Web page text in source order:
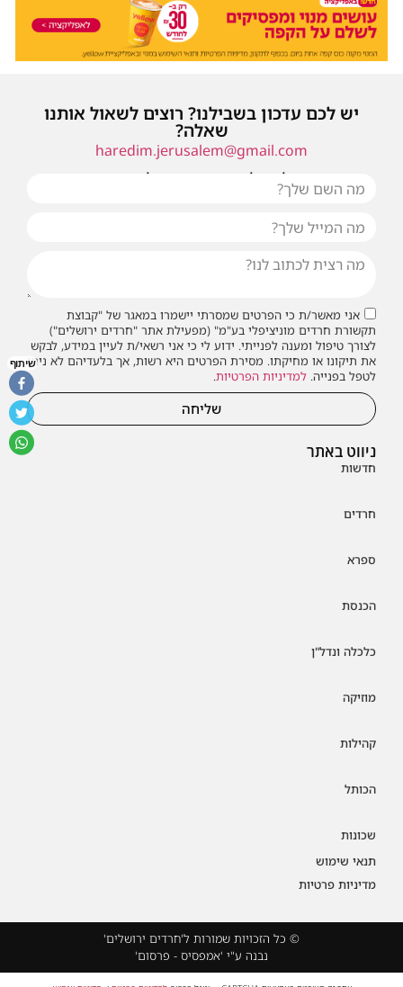
ניווט באתר
חדשות
חרדים
ספרא
הכנסת
כלכלה ונדל"ן
מוזיקה
קהילות
הכותל
שכונות
תנאי שימוש
מדיניות פרטיות
יש לכם עדכון בשבילנו? רוצים לשאול אותנו
שאלה?
haredim.jerusalem@gmail.com
או שילחו אלינו פנייה ונחזור אליכם בהקדם
אני מאשר/ת כי הפרטים שמסרתי יישמרו במאגר של "קבוצת
תקשורת חרדים מוניציפלי בע"מ" (מפעילת אתר "חרדים ירושלים")
לצורך טיפול ומענה לפנייתי. ידוע לי כי אני רשאי/ת לעיין במידע, לבקש
את תיקונו או מחיקתו. מסירת הפרטים היא רשות, אך בלעדיהם לא ניתן
לטפל בפנייה. למדיניות הפרטיות.
שליחה
© כל הזכויות שמורות ל'חרדים ירושלים'
נבנה ע"י 'אמפסיס - פרסום'
שיתוף